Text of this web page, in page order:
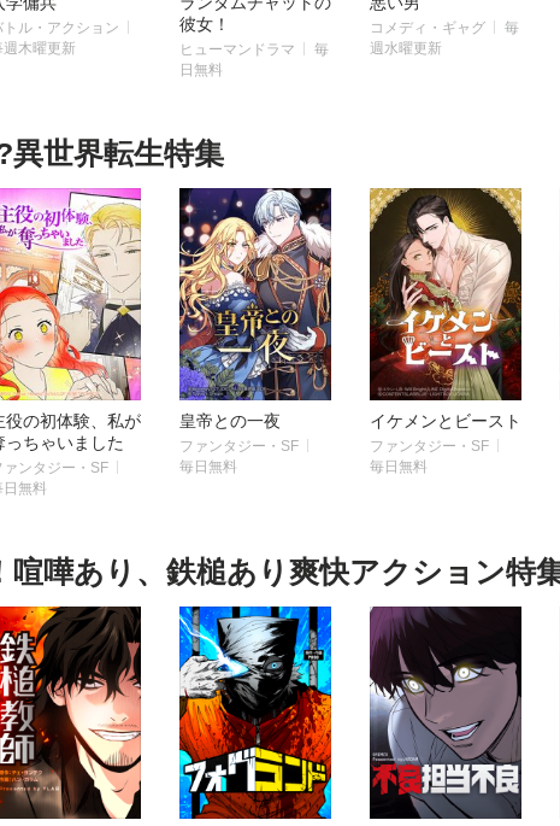
トル・アクション
週木曜更新
彼女！
ヒューマンドラマ
毎
日無料
コメディ・ギャグ
毎
週水曜更新
世界転生特集
役の初体験、私が
っちゃいました
ァンタジー・SF
日無料
皇帝との一夜
ファンタジー・SF
毎日無料
イケメンとビースト
ファンタジー・SF
毎日無料
喧嘩あり、鉄槌あり爽快アクション特